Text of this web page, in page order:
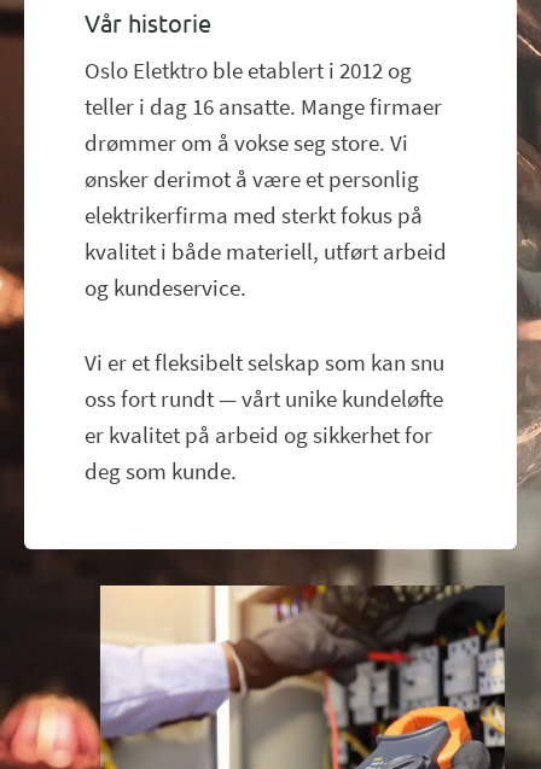
Vår historie
Oslo Eletktro ble etablert i 2012 og
teller i dag 16 ansatte. Mange firmaer
drømmer om å vokse seg store. Vi
ønsker derimot å være et personlig
elektrikerfirma med sterkt fokus på
kvalitet i både materiell, utført arbeid
og kundeservice.
Vi er et fleksibelt selskap som kan snu
oss fort rundt — vårt unike kundeløfte
er kvalitet på arbeid og sikkerhet for
deg som kunde.